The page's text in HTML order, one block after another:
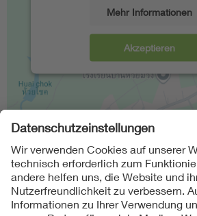
Mehr Informationen
Akzeptieren
Folgen Sie uns